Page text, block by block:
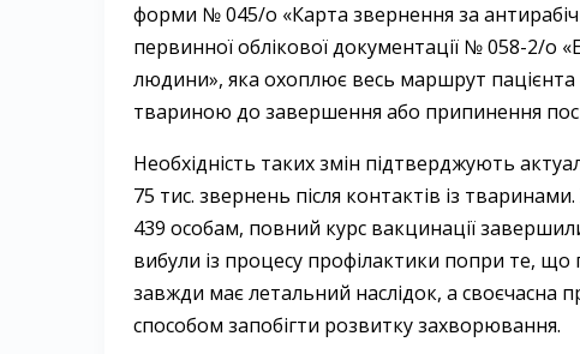
форми № 045/о «Карта звернення за
первинної облікової документації № 058-2/о
людини», яка охоплює весь маршрут пацієнта
твариною до завершення або припинення
Необхідність таких змін підтверджують
75 тис. звернень після контактів із
439 особам, повний курс вакцинації
вибули із процесу профілактики попри те, що
завжди має летальний наслідок, а своєчасна
способом запобігти розвитку захворювання.